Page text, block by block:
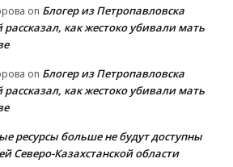
on Блогер из Петропавловска
как жестоко убивали мать
on Блогер из Петропавловска
как жестоко убивали мать
ресурсы больше не будут доступны
Северо-Казахстанской области